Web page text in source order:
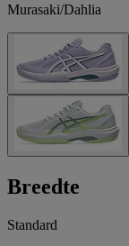
Murasaki/Dahlia
Breedte
Standard